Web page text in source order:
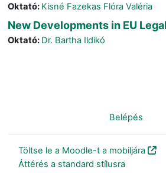
Oktató: Kisné Fazekas Flóra Valéria
New Developments in EU
Oktató: Dr. Bartha Ildikó
Belépés
Töltse le a Moodle-t a mobiljára
Áttérés a standard stílusra